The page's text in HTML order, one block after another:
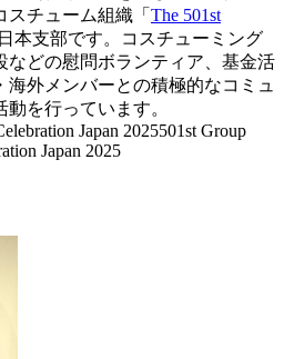
チューム組織「 The 501st
本支部です。コスチューミング
などの慰問ボランティア、基金活
外メンバーとの積極的なコミュ
を行っています。
501st Group
Japan 2025